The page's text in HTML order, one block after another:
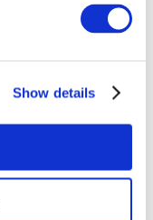
Show details